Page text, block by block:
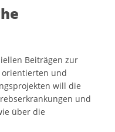
Beiträgen zur
und
will die
und
über die